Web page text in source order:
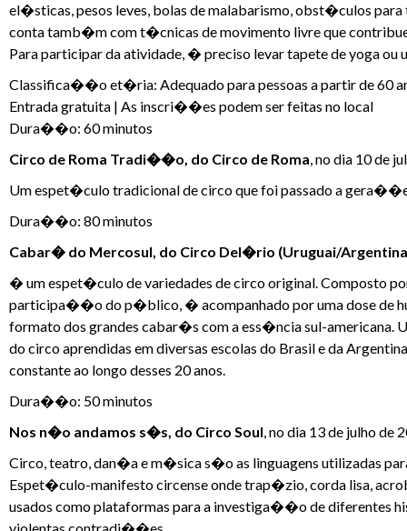
el�sticas, pesos leves, bolas de malabarismo, obst�culos
conta tamb�m com t�cnicas de movimento livre que
Para participar da atividade, � preciso levar tapete de yoga ou
Classifica��o et�ria: Adequado para pessoas a partir de 60
Entrada gratuita | As inscri��es podem ser feitas no local
Dura��o: 60 minutos
Circo de Roma Tradi��o, do Circo de Roma, no dia 10 de
Um espet�culo tradicional de circo que foi passado a
Dura��o: 80 minutos
Cabar� do Mercosul, do Circo Del�rio (Uruguai/
� um espet�culo de variedades de circo original. Composto
participa��o do p�blico, � acompanhado por uma dose de
formato dos grandes cabar�s com a ess�ncia sul-americana.
do circo aprendidas em diversas escolas do Brasil e da
constante ao longo desses 20 anos.
Dura��o: 50 minutos
Nos n�o andamos s�s, do Circo Soul, no dia 13 de julho de
Circo, teatro, dan�a e m�sica s�o as linguagens utilizadas
Espet�culo-manifesto circense onde trap�zio, corda lisa,
usados como plataformas para a investiga��o de diferentes